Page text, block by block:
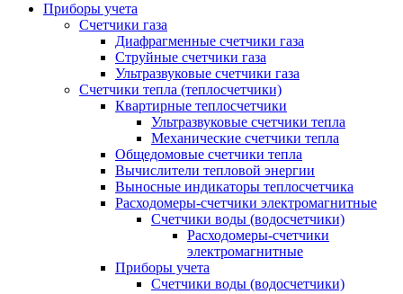
Приборы учета
Счетчики газа
Диафрагменные счетчики газа
Струйные счетчики газа
Ультразвуковые счетчики газа
Счетчики тепла (теплосчетчики)
Квартирные теплосчетчики
Ультразвуковые счетчики тепла
Механические счетчики тепла
Общедомовые счетчики тепла
Вычислители тепловой энергии
Выносные индикаторы теплосчетчика
Расходомеры-счетчики электромагнитные
Счетчики воды (водосчетчики)
Расходомеры-счетчики
электромагнитные
Приборы учета
Счетчики воды (водосчетчики)